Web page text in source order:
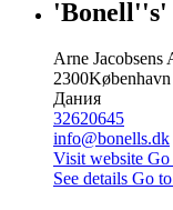
'Bonell''s'
Arne Jacobsens
2300København
Дания
32620645
info@bonells.dk
Visit website Go
See details Go